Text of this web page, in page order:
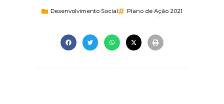
Desenvolvimento Social Plano de Ação 2021